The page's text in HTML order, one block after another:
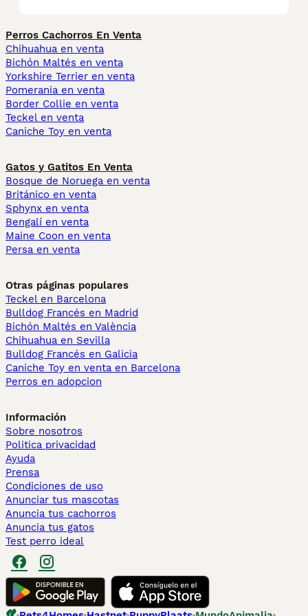
Perros Cachorros En Venta
Chihuahua en venta
Bichón Maltés en venta
Yorkshire Terrier en venta
Pomerania en venta
Border Collie en venta
Teckel en venta
Caniche Toy en venta
Gatos y Gatitos En Venta
Bosque de Noruega en venta
Británico en venta
Sphynx en venta
Bengalí en venta
Maine Coon en venta
Persa en venta
Otras páginas populares
Teckel en Barcelona
Bulldog Francés en Madrid
Bichón Maltés en València
Chihuahua en Sevilla
Bulldog Francés en Galicia
Caniche Toy en venta en Barcelona
Perros en adopcion
Información
Sobre nosotros
Politica privacidad
Ayuda
Prensa
Condiciones de uso
Anunciar tus mascotas
Anuncia tus cachorros
Anuncia tus gatos
Test perro ideal